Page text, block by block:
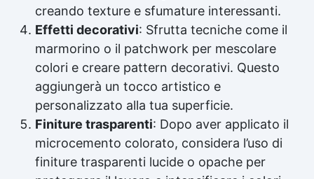
creando texture e sfumature interessanti.
Effetti decorativi: Sfrutta tecniche come il
marmorino o il patchwork per mescolare
colori e creare pattern decorativi. Questo
aggiungerà un tocco artistico e
personalizzato alla tua superficie.
Finiture trasparenti: Dopo aver applicato il
microcemento colorato, considera l’uso di
finiture trasparenti lucide o opache per